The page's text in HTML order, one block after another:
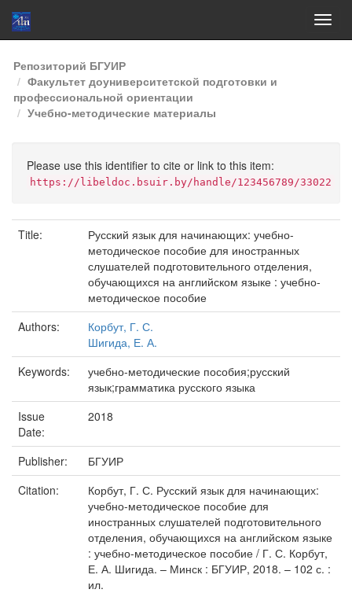
Skip
navigation
Репозиторий БГУИР
Факультет доуниверситетской подготовки и
профессиональной ориентации
Учебно-методические материалы
Please use this identifier to cite or link to this item:
https://libeldoc.bsuir.by/handle/123456789/33022
Title:
Русский язык для начинающих: учебно-
методическое пособие для иностранных
слушателей подготовительного отделения,
обучающихся на английском языке : учебно-
методическое пособие
Authors:
Корбут, Г. С.
Шигида, Е. А.
Keywords:
учебно-методические пособия;русский
язык;грамматика русского языка
Issue
Date:
2018
Publisher:
БГУИР
Citation:
Корбут, Г. С. Русский язык для начинающих:
учебно-методическое пособие для
иностранных слушателей подготовительного
отделения, обучающихся на английском языке
: учебно-методическое пособие / Г. С. Корбут,
Е. А. Шигида. – Минск : БГУИР, 2018. – 102 с. :
ил.